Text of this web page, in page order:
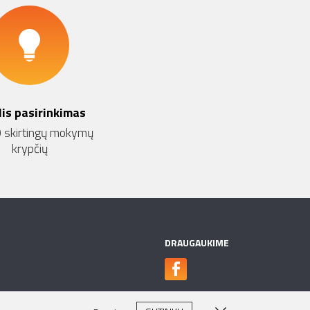
pasirinkimas
mokymų
krypčių
DRAUGAUKIME